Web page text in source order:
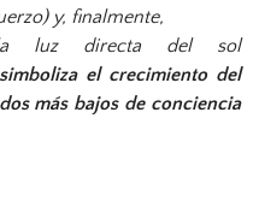
y, finalmente,
luz directa del sol
el crecimiento del
más bajos de conciencia